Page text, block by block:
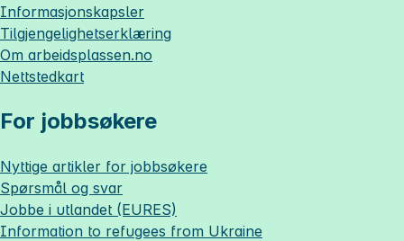
Informasjonskapsler
Tilgjengelighetserklæring
Om arbeidsplassen.no
Nettstedkart
For jobbsøkere
Nyttige artikler for jobbsøkere
Spørsmål og svar
Jobbe i utlandet (EURES)
Information to refugees from Ukraine